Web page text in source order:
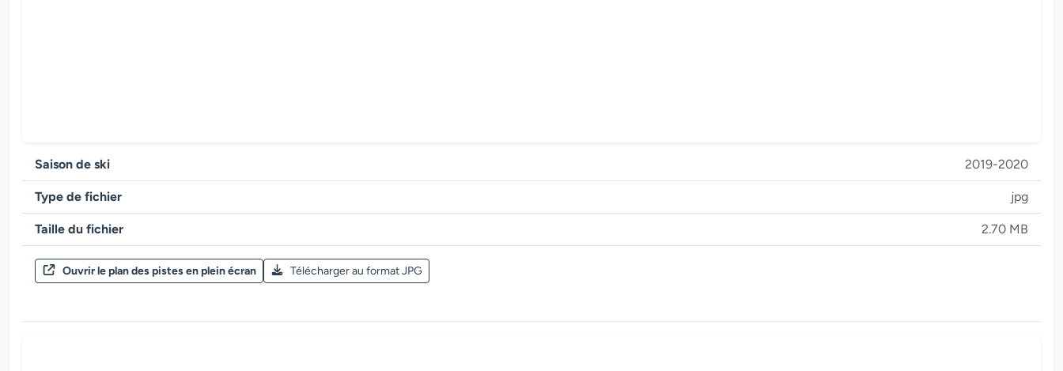
Saison de ski 2019-2020
Type de fichier jpg
Taille du fichier 2.70 MB
Ouvrir le plan des pistes en plein écran Télécharger au format JPG